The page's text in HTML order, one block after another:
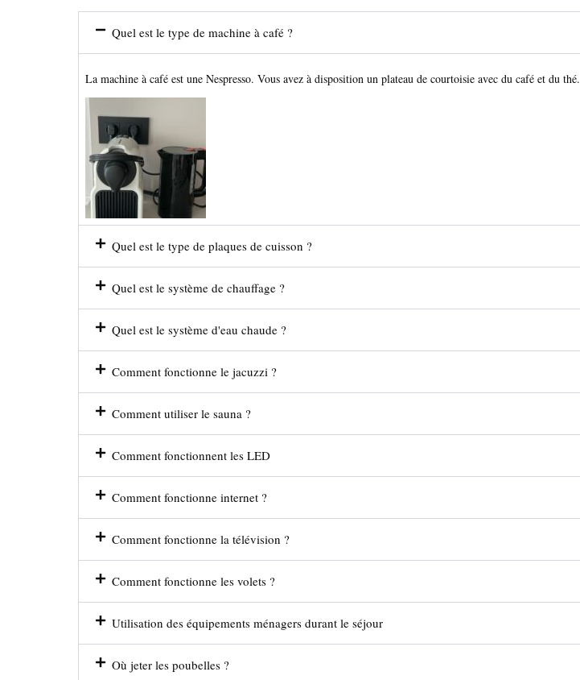
Quel est le type de machine à café ?
La machine à café est une Nespresso. Vous avez à disposition un plateau de courtoisie avec du café et du thé.
Quel est le type de plaques de cuisson ?
Quel est le système de chauffage ?
Quel est le système d'eau chaude ?
Comment fonctionne le jacuzzi ?
Comment utiliser le sauna ?
Comment fonctionnent les LED
Comment fonctionne internet ?
Comment fonctionne la télévision ?
Comment fonctionne les volets ?
Utilisation des équipements ménagers durant le séjour
Où jeter les poubelles ?